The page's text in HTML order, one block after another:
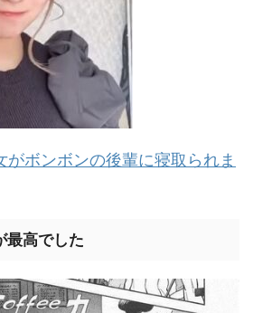
がボンボンの後輩に寝取られま
最高でした